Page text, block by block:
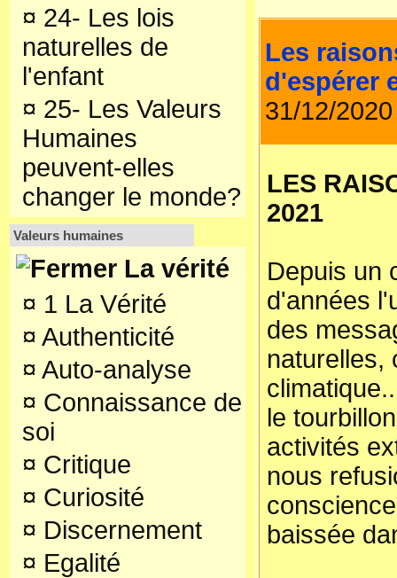
¤ 24- Les lois
naturelles de
l'enfant
¤ 25- Les Valeurs
Humaines
peuvent-elles
changer le monde?
Valeurs humaines
La vérité
¤ 1 La Vérité
¤ Authenticité
¤ Auto-analyse
¤ Connaissance de
soi
¤ Critique
¤ Curiosité
¤ Discernement
¤ Egalité
Les
d'espérer
31/12/
LES
2021
Depuis un
d'années
des
naturelles,
le
activités
nous
baissée